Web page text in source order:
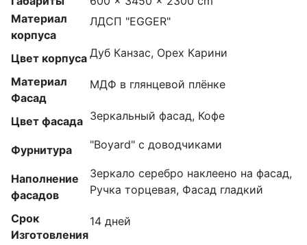
Материал
корпуса
ЛДСП "EGGER"
Цвет корпуса Дуб Канзас, Орех Карини
Материал
Фасад
МДФ в глянцевой плёнке
Цвет фасада Зеркальный фасад, Кофе
Фурнитура "Boyard" с доводчиками
Наполнение
фасадов
Зеркало серебро наклеено на фасад,
Ручка торцевая, Фасад гладкий
Срок
Изготовления
14 дней